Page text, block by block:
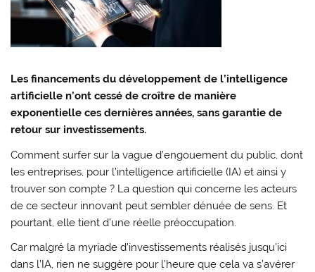
Les financements du développement de l’intelligence
artificielle n’ont cessé de croître de manière
exponentielle ces dernières années, sans garantie de
retour sur investissements.
Comment surfer sur la vague d’engouement du public, dont
les entreprises, pour l’intelligence artificielle (IA) et ainsi y
trouver son compte ? La question qui concerne les acteurs
de ce secteur innovant peut sembler dénuée de sens. Et
pourtant, elle tient d’une réelle préoccupation.
Car malgré la myriade d’investissements réalisés jusqu’ici
dans l’IA, rien ne suggère pour l’heure que cela va s’avérer